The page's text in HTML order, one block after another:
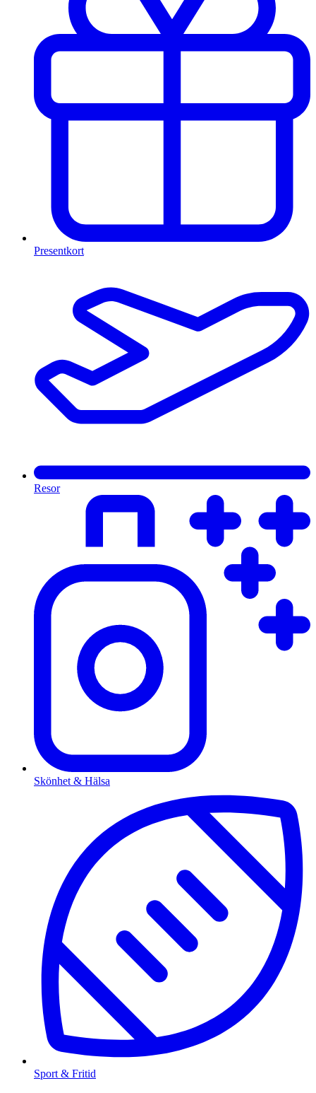
Presentkort
Resor
Skönhet & Hälsa
Sport & Fritid